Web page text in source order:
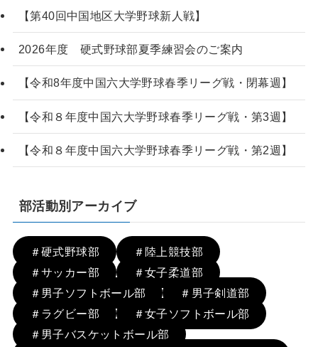
【第40回中国地区大学野球新人戦】
2026年度 硬式野球部夏季練習会のご案内
【令和8年度中国六大学野球春季リーグ戦・閉幕週】
【令和８年度中国六大学野球春季リーグ戦・第3週】
【令和８年度中国六大学野球春季リーグ戦・第2週】
部活動別アーカイブ
＃硬式野球部
＃陸上競技部
＃サッカー部
＃女子柔道部
＃男子ソフトボール部
＃男子剣道部
＃ラグビー部
＃女子ソフトボール部
＃男子バスケットボール部